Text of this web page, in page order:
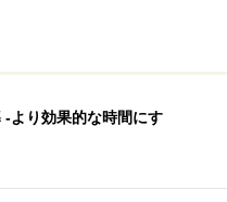
より効果的な時間にす